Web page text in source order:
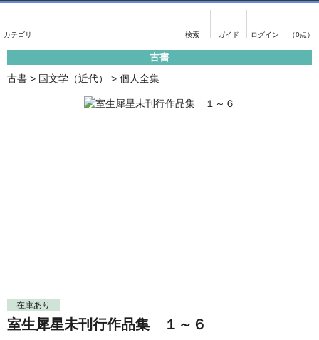
（0点）
影印資料
単行本◆日本語史
書誌学・目録
古書目録
画像がある商品のみ検索
古書
古書 > 国文学（近代） > 個人全集
在庫あり
室生犀星未刊行作品集 １～６